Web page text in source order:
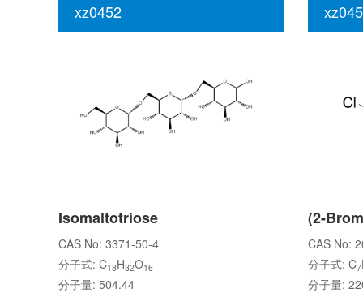
xz0452
Isomaltotriose
CAS No: 3371-50-4
分子式: C18H32O16
分子量: 504.44
CAS No:
分子式: C7
分子量: